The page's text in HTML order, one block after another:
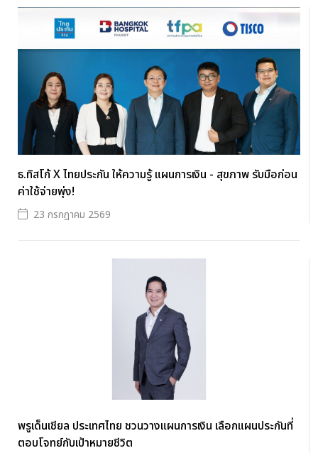
ธ.ทิสโก้ X ไทยประกัน ให้ความรู้ แผนการเงิน - สุขภาพ รับมือก่อน
ค่าใช้จ่ายพุ่ง!
23 กรกฎาคม 2569
พรูเด็นเชียล ประเทศไทย ชวนวางแผนการเงิน เลือกแผนประกันที่
ตอบโจทย์กับเป้าหมายชีวิต